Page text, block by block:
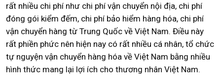
rất nhiều chi phí như chi phí vận chuyển nội địa, chi phí
đóng gói kiểm đếm, chi phí bảo hiểm hàng hóa, chi phí
vận chuyển hàng từ Trung Quốc về Việt Nam. Điều này
rất phiền phức nên hiện nay có rất nhiều cá nhân, tổ chức
tự nguyện vận chuyển hàng hóa về Việt Nam bằng nhiều
hình thức mang lại lợi ích cho thương nhân Việt Nam.